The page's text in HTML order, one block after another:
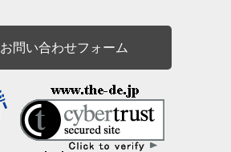
お問い合わせフォーム